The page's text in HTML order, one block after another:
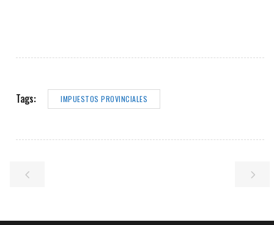
Tags: IMPUESTOS PROVINCIALES